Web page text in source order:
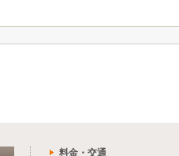
料金・交通